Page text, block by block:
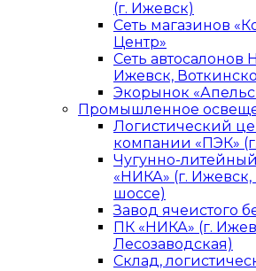
(г. Ижевск)
Сеть магазинов
Центр»
Сеть автосалонов
Ижевск,
Экорынок
Промышленное
Логистический
компании «ПЭК»
Чугунно-
«НИКА» (г.
шоссе)
Завод ячеистого
ПК «НИКА» (г.
Лесозаводская)
Склад,